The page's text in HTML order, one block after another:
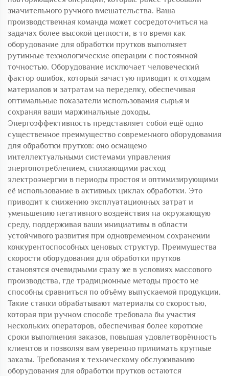
значительного ручного вмешательства. Ваша
производственная команда может сосредоточиться на
задачах более высокой ценности, в то время как
оборудование для обработки прутков выполняет
рутинные технологические операции с постоянной
точностью. Оборудование исключает человеческий
фактор ошибок, который зачастую приводит к отходам
материалов и затратам на переделку, обеспечивая
оптимальные показатели использования сырья и
сохраняя ваши маржинальные доходы.
Энергоэффективность представляет собой ещё одно
существенное преимущество современного оборудования
для обработки прутков: оно оснащено
интеллектуальными системами управления
энергопотреблением, снижающими расход
электроэнергии в периоды простоя и оптимизирующими
её использование в активных циклах обработки. Это
приводит к снижению эксплуатационных затрат и
уменьшению негативного воздействия на окружающую
среду, поддерживая ваши инициативы в области
устойчивого развития при одновременном сохранении
конкурентоспособных ценовых структур. Преимущества
скорости оборудования для обработки прутков
становятся очевидными сразу же в условиях массового
производства, где традиционные методы просто не
способны сравниться по объёму выпускаемой продукции.
Такие станки обрабатывают материалы со скоростью,
которая при ручном способе требовала бы участия
нескольких операторов, обеспечивая более короткие
сроки выполнения заказов, повышая удовлетворённость
клиентов и позволяя вам уверенно принимать крупные
заказы. Требования к техническому обслуживанию
оборудования для обработки прутков остаются